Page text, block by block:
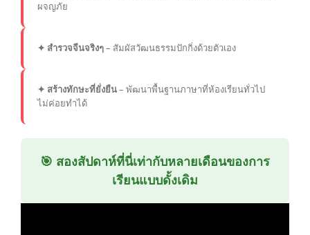
ผจญภัย
✦ สำรวจจีนจริงๆ– สัมผัสวัฒนธรรมปักกิ่งด้วยตัวเอง
✦ สร้างทักษะที่ยั่งยืน– พัฒนาพื้นฐานภาษาที่ห้องเรียนทั่วไป
ไม่ค่อยทำได้
🎯 สองสัปดาห์ที่นี่เท่ากับหลายเดือนของการ
เรียนแบบดั้งเดิม